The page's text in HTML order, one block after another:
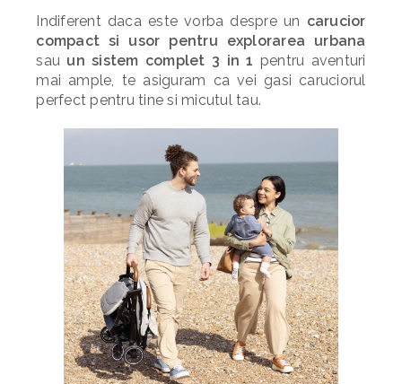
Indiferent daca este vorba despre un carucior
compact si usor pentru explorarea urbana
sau un sistem complet 3 in 1 pentru aventuri
mai ample, te asiguram ca vei gasi caruciorul
perfect pentru tine si micutul tau.